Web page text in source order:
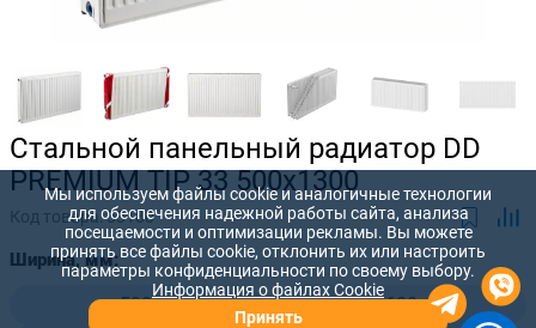
Стальной панельный радиатор DD
PREMIUM TIP 33 500x1300
Код товара:53180
Ширина, мм:
500
600
Мы используем файлы cookie и аналогичные технологии
для обеспечения надежной работы сайта, анализа
посещаемости и оптимизации рекламы. Вы можете
принять все файлы cookie, отклонить их или настроить
параметры конфиденциальности по своему выбору.
Информация о файлах Cookie
Принять